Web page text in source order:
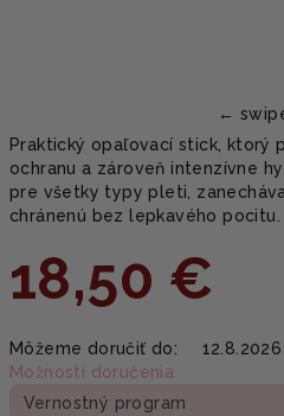
Praktický opaľovací stick, ktorý
ochranu a zároveň intenzívne
pre všetky typy pleti,
chránenú bez lepkavého pocitu.
18,50 €
cena:
Môžeme doručiť do:
12.8.2026
Možnosti doručenia
Vernostný program